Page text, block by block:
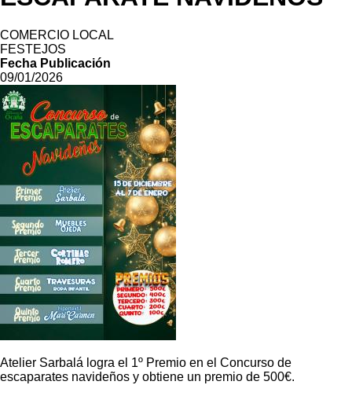
COMERCIO LOCAL
FESTEJOS
Fecha Publicación
09/01/2026
Atelier Sarbalá logra el 1º Premio en el Concurso de
escaparates navideños y obtiene un premio de 500€.